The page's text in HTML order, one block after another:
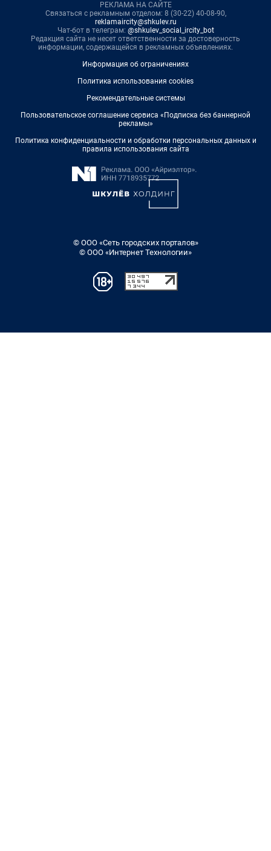
РЕКЛАМА НА САЙТЕ
Связаться с рекламным отделом: 8 (30-22) 40-08-90,
reklamaircity@shkulev.ru
Чат-бот в телеграм: @shkulev_social_ircity_bot
Редакция сайта не несет ответственности за достоверность
информации, содержащейся в рекламных объявлениях.
Информация об ограничениях
Политика использования cookies
Рекомендательные системы
Пользовательское соглашение сервиса «Подписка без баннерной
рекламы»
Политика конфиденциальности и обработки персональных данных и
правила использования сайта
© ООО «Сеть городских порталов»
© ООО «Интернет Технологии»